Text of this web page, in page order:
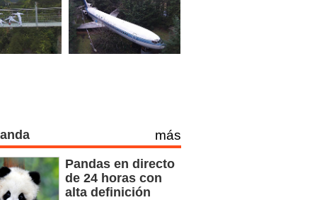
más
Pandas en directo
de 24 horas con
alta definición